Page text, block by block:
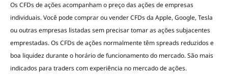
Os CFDs de ações acompanham o preço das ações de empresas
individuais. Você pode comprar ou vender CFDs da Apple, Google, Tesla
ou outras empresas listadas sem precisar tomar as ações subjacentes
emprestadas. Os CFDs de ações normalmente têm spreads reduzidos e
boa liquidez durante o horário de funcionamento do mercado. São mais
indicados para traders com experiência no mercado de ações.